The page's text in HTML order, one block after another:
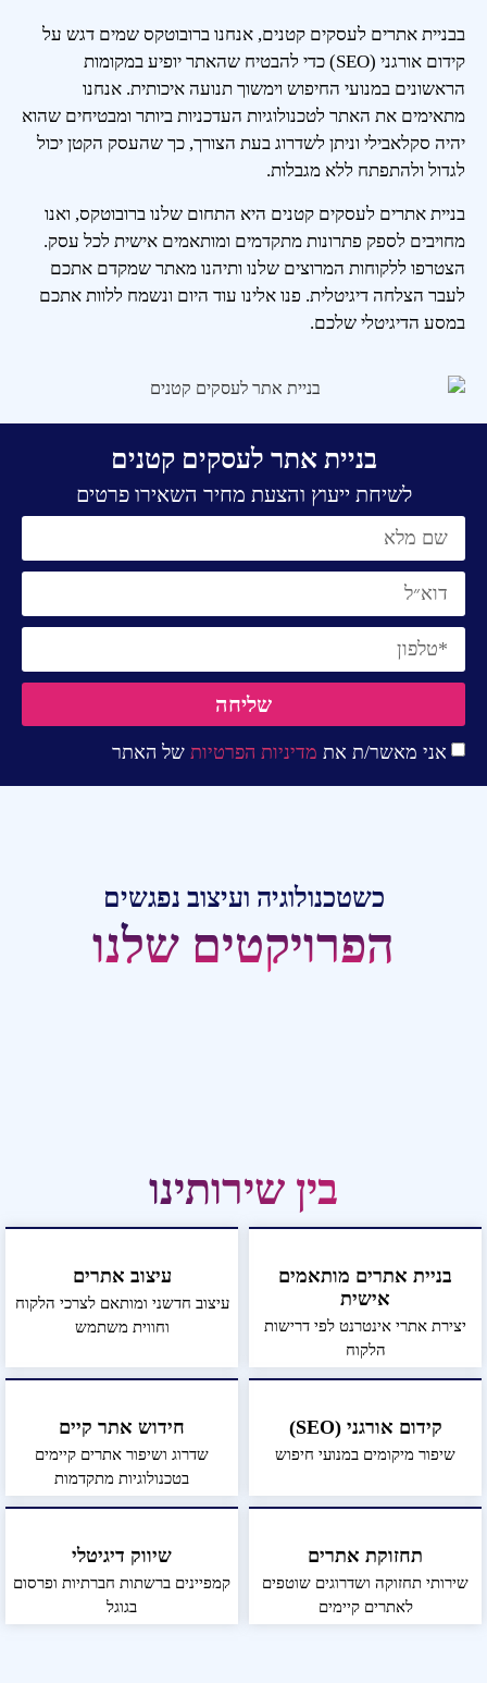
בבניית אתרים לעסקים קטנים, אנחנו ברובוטקס שמים דגש על
קידום אורגני (SEO) כדי להבטיח שהאתר יופיע במקומות
הראשונים במנועי החיפוש וימשוך תנועה איכותית. אנחנו
מתאימים את האתר לטכנולוגיות העדכניות ביותר ומבטיחים שהוא
יהיה סקלאבילי וניתן לשדרוג בעת הצורך, כך שהעסק הקטן יכול
לגדול ולהתפתח ללא מגבלות.
בניית אתרים לעסקים קטנים היא התחום שלנו ברובוטקס, ואנו
מחויבים לספק פתרונות מתקדמים ומותאמים אישית לכל עסק.
הצטרפו ללקוחות המרוצים שלנו ותיהנו מאתר שמקדם אתכם
לעבר הצלחה דיגיטלית. פנו אלינו עוד היום ונשמח ללוות אתכם
במסע הדיגיטלי שלכם.
בניית אתר לעסקים קטנים
לשיחת ייעוץ והצעת מחיר השאירו פרטים
אני מאשר/ת את מדיניות הפרטיות של האתר
שליחה
כשטכנולוגיה ועיצוב נפגשים
הפרויקטים שלנו
בין שירותינו
בניית אתרים מותאמים
אישית
יצירת אתרי אינטרנט לפי דרישות
הלקוח
עיצוב אתרים
עיצוב חדשני ומותאם לצרכי הלקוח
וחווית משתמש
קידום אורגני (SEO)
שיפור מיקומים במנועי חיפוש
חידוש אתר קיים
שדרוג ושיפור אתרים קיימים
בטכנולוגיות מתקדמות
תחזוקת אתרים
שירותי תחזוקה ושדרוגים שוטפים
לאתרים קיימים
שיווק דיגיטלי
קמפיינים ברשתות חברתיות ופרסום
בגוגל